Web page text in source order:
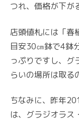
つれ、価格が下が
店頭値札には「春
目安30㎝鉢で4鉢
っぷりですし、グ
らいの場所は取る
ちなみに、昨年
は、グラジオラス